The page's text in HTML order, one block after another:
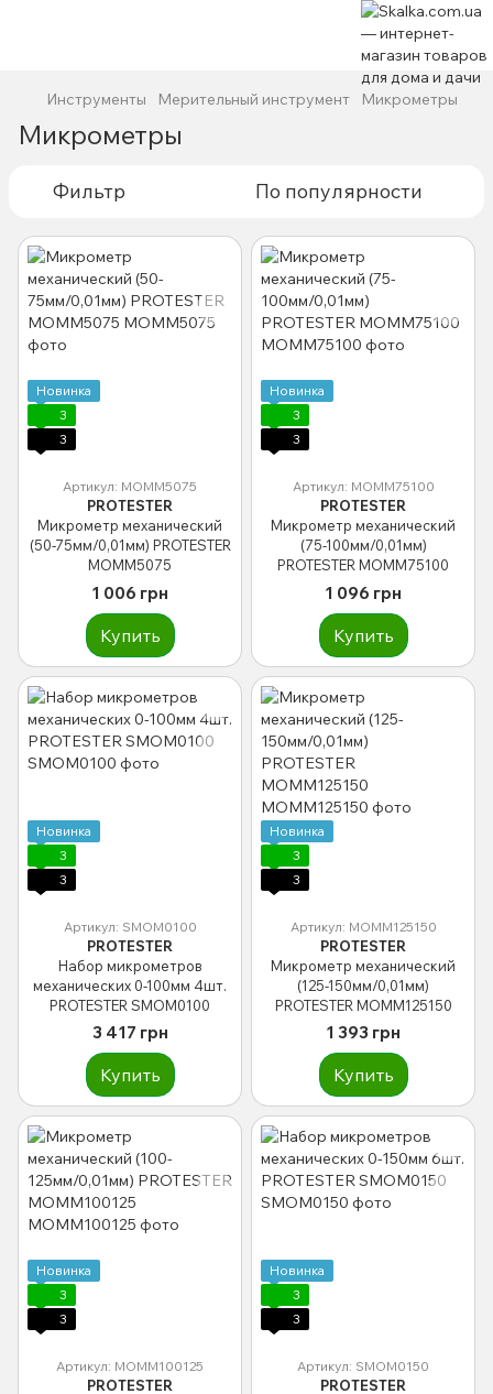
Инструменты Мерительный инструмент Микрометры
Микрометры
Фильтр По популярности
Новинка
3
3
Артикул: MOMM5075
PROTESTER
Микрометр механический
(50-75мм/0,01мм) PROTESTER
MOMM5075
1 006 грн
Купить
Новинка
3
3
Артикул: MOMM75100
PROTESTER
Микрометр механический
(75-100мм/0,01мм)
PROTESTER MOMM75100
1 096 грн
Купить
Новинка
3
3
Артикул: SMOM0100
PROTESTER
Набор микрометров
механических 0-100мм 4шт.
PROTESTER SMOM0100
3 417 грн
Купить
Новинка
3
3
Артикул: MOMM125150
PROTESTER
Микрометр механический
(125-150мм/0,01мм)
PROTESTER MOMM125150
1 393 грн
Купить
Новинка
3
3
Артикул: MOMM100125
PROTESTER
Новинка
3
3
Артикул: SMOM0150
PROTESTER